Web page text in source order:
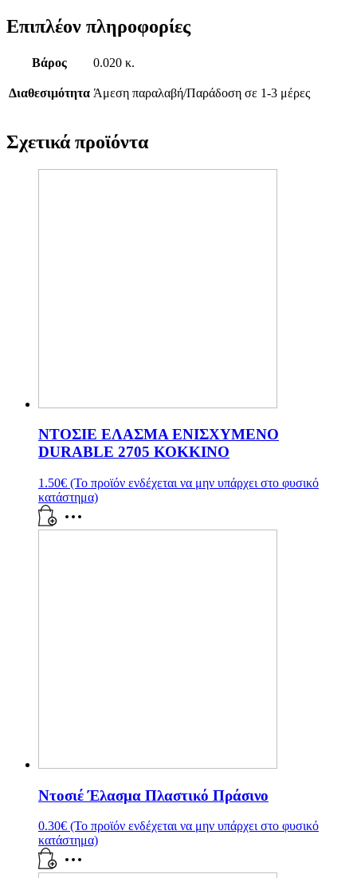
Επιπλέον πληροφορίες
Βάρος 0.020 κ.
Διαθεσιμότητα Άμεση παραλαβή/Παράδοση σε 1-3 μέρες
Σχετικά προϊόντα
ΝΤΟΣΙΕ ΕΛΑΣΜΑ ΕΝΙΣΧΥΜΕΝΟ
DURABLE 2705 ΚΟΚΚΙΝΟ
1.50€ (Το προϊόν ενδέχεται να μην υπάρχει στο φυσικό
κατάστημα)
Ντοσιέ Έλασμα Πλαστικό Πράσινο
0.30€ (Το προϊόν ενδέχεται να μην υπάρχει στο φυσικό
κατάστημα)